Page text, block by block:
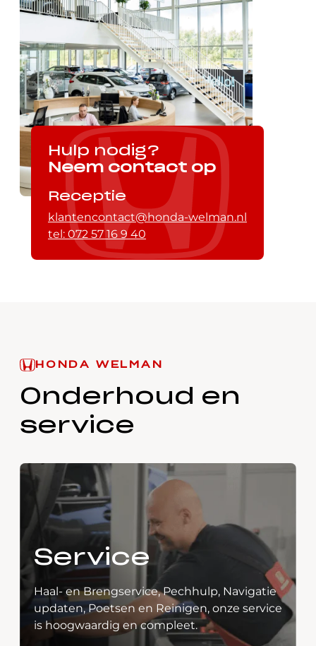
Hulp nodig?
Neem contact op
Receptie
klantencontact@honda-welman.nl
tel: 072 57 16 9 40
HONDA WELMAN
Onderhoud en
service
Service
Haal- en Brengservice, Pechhulp, Navigatie
updaten, Poetsen en Reinigen, onze service
is hoogwaardig en compleet.